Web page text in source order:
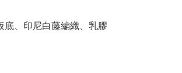
底、印尼白藤編織、乳膠